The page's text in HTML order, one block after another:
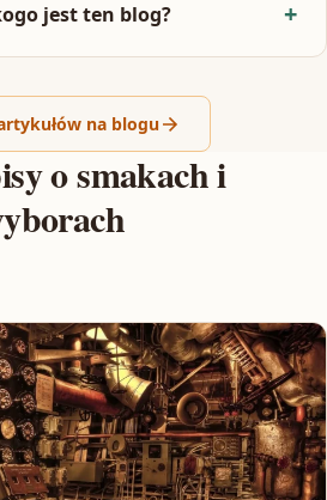
jest ten blog?
na blogu
o smakach i